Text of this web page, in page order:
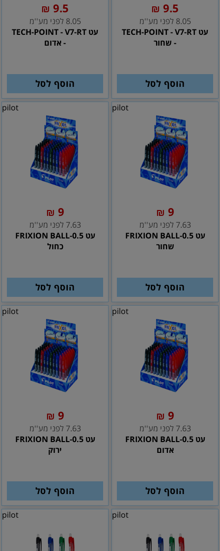
9.5
₪
8.05 לפני מע''מ
עט TECH-POINT - V7-RT
- שחור
הוסף לסל
9.5
₪
8.05 לפני מע''מ
עט TECH-POINT - V7-RT
- אדום
הוסף לסל
pilot
9
₪
7.63 לפני מע''מ
עט FRIXION BALL-0.5
שחור
הוסף לסל
pilot
9
₪
7.63 לפני מע''מ
עט FRIXION BALL-0.5
כחול
הוסף לסל
pilot
9
₪
7.63 לפני מע''מ
עט FRIXION BALL-0.5
אדום
הוסף לסל
pilot
9
₪
7.63 לפני מע''מ
עט FRIXION BALL-0.5
ירוק
הוסף לסל
pilot
pilot